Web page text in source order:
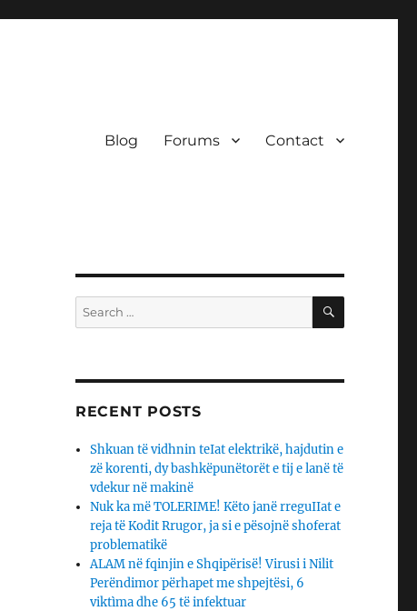
Blog Forums Contact
Search
for:
SEARCH
RECENT POSTS
Shkuan të vidhnin teIat elektrikë, hajdutin e
zë korenti, dy bashkëpunëtorët e tij e lanë të
vdekur në makinë
Nuk ka më TOLERIME! Këto janë rreguIIat e
reja të Kodit Rrugor, ja si e pësojnë shoferat
problematikë
ALAM në fqinjin e Shqipërisë! Virusi i Nilit
Perëndimor përhapet me shpejtësi, 6
viktìma dhe 65 të infektuar